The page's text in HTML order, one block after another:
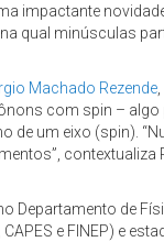
impactante
qual minúsculas
Machado Rezende
com spin –
de um eixo (spin).
contextualiza
Departamento de
e FINEP) e